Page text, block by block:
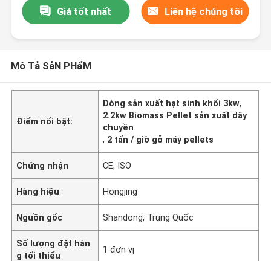
Giá tốt nhất Liên hệ chúng tôi
Mô Tả SảN PHẩM
Điểm nổi bật:
Dòng sản xuất hạt sinh khối 3kw,
2.2kw Biomass Pellet sản xuất dây
chuyền
, 2 tấn / giờ gỗ máy pellets
Chứng nhận CE, ISO
Hàng hiệu Hongjing
Nguồn gốc Shandong, Trung Quốc
Số lượng đặt hàn
g tối thiểu
1 đơn vị